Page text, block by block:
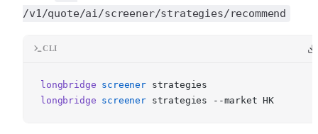
/v1/quote/ai/screener/strategies/recommend
CLI
longbridge screener
strategies
longbridge screener strategies --market HK